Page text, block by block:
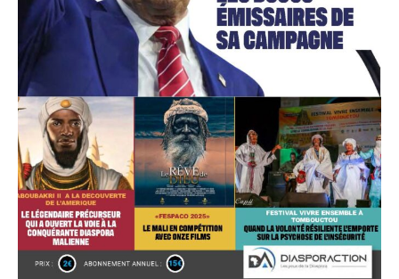
Gratuit /accès limité
Quelques articles
Annonces
Tous les articles
Le magazine
CHOISIR LE FORFAIT